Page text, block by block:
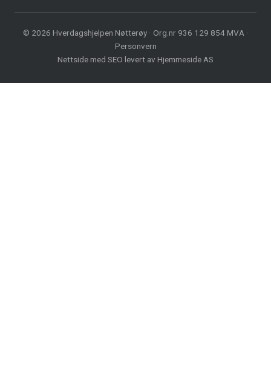
© 2026 Hverdagshjelpen Nøtterøy · Org.nr 936 129 854 MVA ·
Personvern
Nettside med SEO levert av Hjemmeside AS